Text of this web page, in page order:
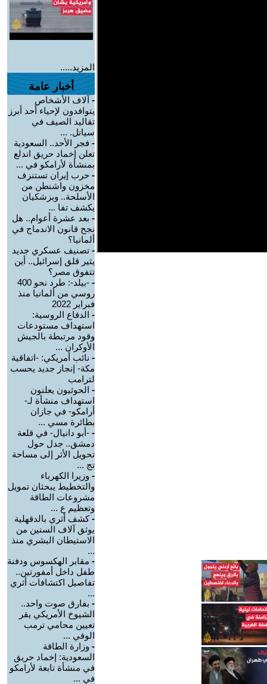
المزيد.....
أخبار عامة
- آلاف الأشخاص
يتوافدون لإحياء أحد أبرز
تقاليد الصيف في
سياتل. ...
- فجر الأحد.. السعودية
تعلن إخماد حريق اندلع
بمنشأة لأرامكو في ...
- حرب إيران تستنزف
مخزون واشنطن من
الأسلحة.. وبزشكيان
يكشف تفا ...
- بعد عشرة أعوام.. هل
نجح قانون الاندماج في
ألمانيا؟
- تصنيف عسكري جديد
يثير قلق إسرائيل.. أين
تتفوق مصر؟
-
-بيلد-: طرد نحو 400
روسي من ألمانيا منذ
فبراير 2022
- الدفاع الروسية:
استهداف مستودعات
وقود مرتبطة بالجيش
الأوكران ...
- نائب أمريكي: -اتفاقية
مكة- إنجاز جديد يحسب
لترامب
- الحوثيون يعلنون
استهداف منشأة لـ-
أرامكو- في جازان
بطائرة مسي ...
- -أبو دانيال- في قلعة
دمشق.. جدل حول
تحويل الأثر إلى مساحة
تج ...
- وزيرا الكهرباء
والتخطيط يبحثان تمويل
مشروعات الطاقة
وتعظيم ع ...
-كشف أثري بالدقهلية
يوثق آلاف السنين من
الاستيطان البشري منذ
...
- مقابر الهكسوس ودفنة
طفل داخل أمفورتين..
تفاصيل اكتشافات أثري
...
- بفارق صوت واحد..
الشيوخ الأمريكي يقر
تعيين محامي ترمب
الوفي ...
- وزارة الطاقة
السعودية: إخماد حريق
في منشأة تابعة لأرامكو
في ...